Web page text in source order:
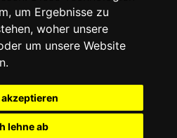
um Ergebnisse zu
woher unsere
um unsere Website
lehne ab